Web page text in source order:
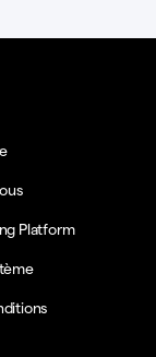
Platform